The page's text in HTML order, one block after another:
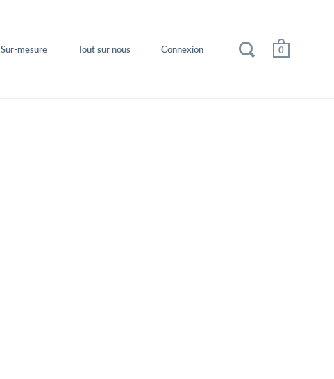
Sur-mesure Tout sur nous Connexion 0